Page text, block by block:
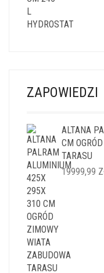
ZAPOWIEDZI
ALTANA
CM
TARASU
19999,99